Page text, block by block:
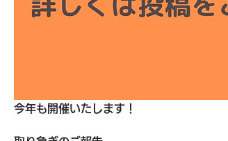
今年も開催いたします！